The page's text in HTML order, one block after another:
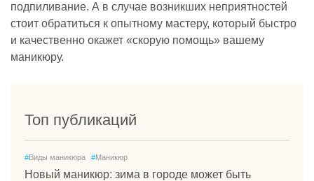
подпиливание. А в случае возникших неприятностей
стоит обратиться к опытному мастеру, который быстро
и качественно окажет «скорую помощь» вашему
маникюру.
Топ публикаций
#Виды маникюра #Маникюр
Новый маникюр: зима в городе может быть